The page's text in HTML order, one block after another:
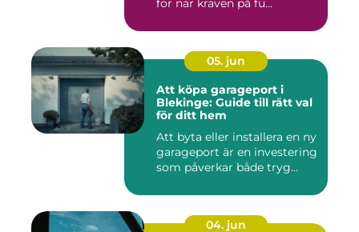
för när kraven på fu...
05. jun
Att köpa garageport i
Blekinge: Guide till rätt val
för ditt hem
Att byta eller installera en ny
garageport är en investering
som påverkar både tryg...
04. jun